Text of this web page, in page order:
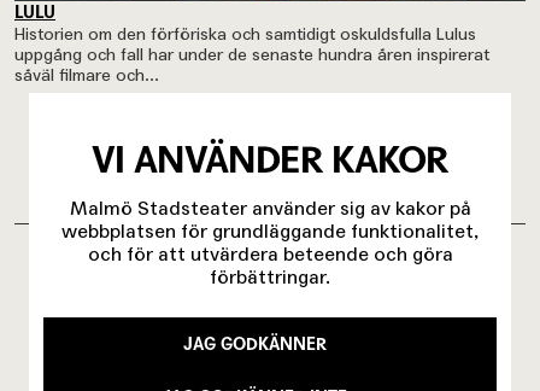
LULU
Historien om den förföriska och samtidigt oskuldsfulla Lulus
uppgång och fall har under de senaste hundra åren inspirerat
såväl filmare och...
OM INVIGNING MED SCHROFF
nästan idiotiskt, konsekventa. Och
VI ANVÄNDER KAKOR
Malmö Stadsteater använder sig av kakor på
webbplatsen för grundläggande funktionalitet,
och för att utvärdera beteende och göra
förbättringar.
JAG GODKÄNNER